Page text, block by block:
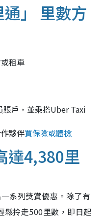
」 里數方
租車
戶，並乘搭Uber Taxi
夥伴買保險或體檢
達4,380里
系列獎賞優惠。除了有
鬆拎走500里數，即日起